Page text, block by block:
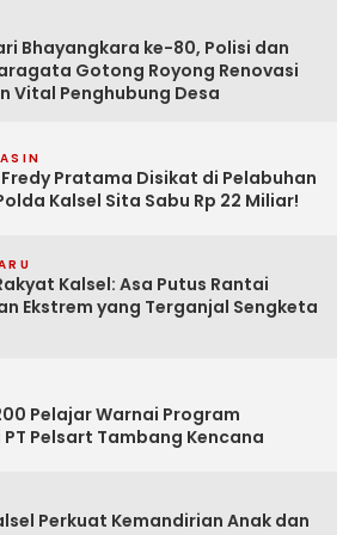
Bhayangkara ke-80, Polisi dan
Gotong Royong Renovasi
Vital Penghubung Desa
Pratama Disikat di Pelabuhan
Kalsel Sita Sabu Rp 22 Miliar!
Kalsel: Asa Putus Rantai
Ekstrem yang Terganjal Sengketa
Pelajar Warnai Program
Pelsart Tambang Kencana
Perkuat Kemandirian Anak dan